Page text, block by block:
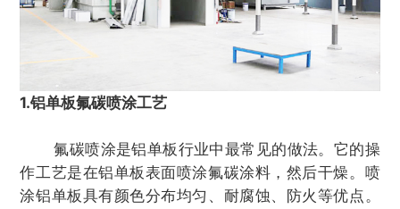
1.铝单板氟碳喷涂工艺
氟碳喷涂是铝单板行业中最常见的做法。它的操
作工艺是在铝单板表面喷涂氟碳涂料，然后干燥。喷
涂铝单板具有颜色分布均匀、耐腐蚀、防火等优点。